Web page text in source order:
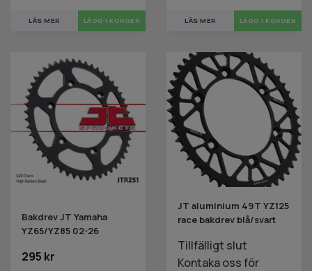
LÄS MER LÄGG I KORGEN LÄS MER LÄGG I KORGEN
Bakdrev JT Yamaha
YZ65/YZ85 02-26
295 kr
JT aluminium 49T YZ125
race bakdrev blå/svart
Tillfälligt slut
Kontaka oss för